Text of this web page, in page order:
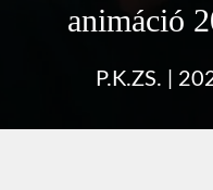
animáció
P.K.ZS.